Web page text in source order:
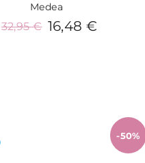
Medea
16,48 €
32,95 €
-50%